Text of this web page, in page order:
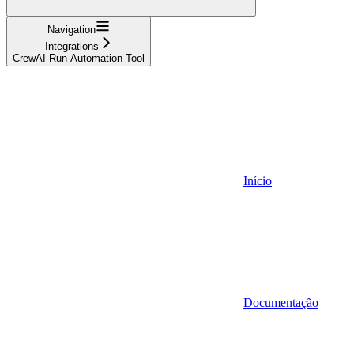
Navigation
Integrations
CrewAI Run Automation Tool
Início
Documentação